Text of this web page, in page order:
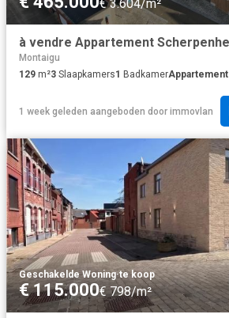
€ 3.604/m²
Montaigu
129 m²3 Slaapkamers1 BadkamerAppartement
1 week geleden aangeboden door immovlan
Geschakelde Woning·te koop
€ 115.000€ 798/m²